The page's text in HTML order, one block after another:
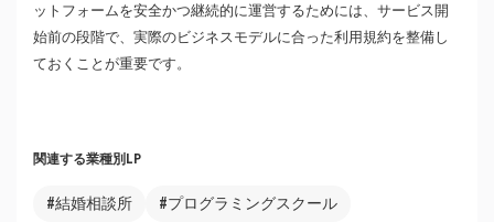
ットフォームを安全かつ継続的に運営するためには、サービス開
始前の段階で、実際のビジネスモデルに合った利用規約を整備し
ておくことが重要です。
関連する業種別LP
#結婚相談所 #プログラミングスクール